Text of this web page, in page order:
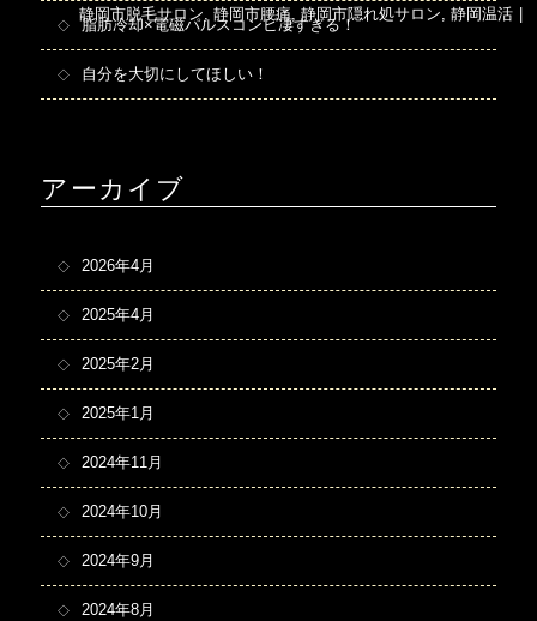
静岡市脱毛サロン ,静岡市腰痛 ,静岡市隠れ処サロン ,静岡温活
脂肪冷却×電磁パルスコンビ凄すぎる！
自分を大切にしてほしい！
アーカイブ
2026年4月
2025年4月
2025年2月
2025年1月
2024年11月
2024年10月
2024年9月
2024年8月